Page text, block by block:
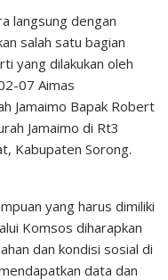
langsung dengan
salah satu bagian
yang dilakukan oleh
07 Aimas
Jamaimo Bapak Robert
Jamaimo di Rt3
Kabupaten Sorong.
yang harus dimiliki
Komsos diharapkan
dan kondisi sosial di
data dan